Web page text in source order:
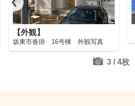
【外観】
坂東市沓掛 16号棟 外観写真
3/4枚